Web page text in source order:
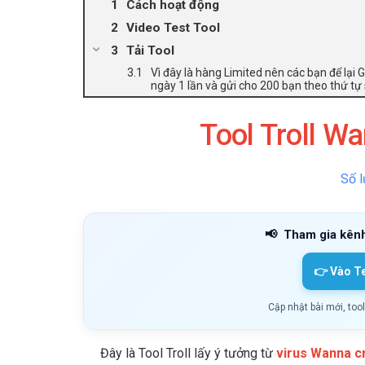
Cách hoạt động
Video Test Tool
Tải Tool
Vì đây là hàng Limited nên các bạn để lại
ngày 1 lần và gửi cho 200 bạn theo thứ
Tool Troll
Số
📢 Tham gia
👉 Vào
Cập nhật bài mới,
Đây là Tool Troll lấy ý tưởng từ virus Wanna